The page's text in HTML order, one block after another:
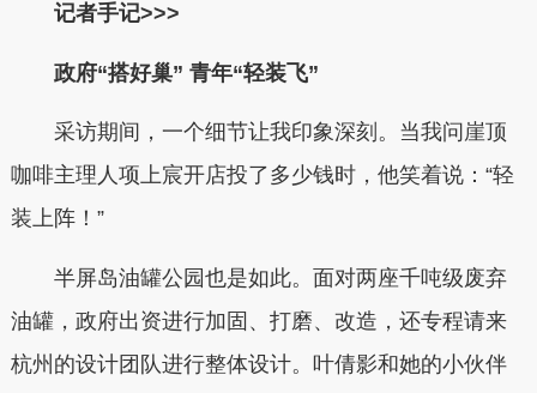
记者手记>>>
政府“搭好巢” 青年“轻装飞”
采访期间，一个细节让我印象深刻。当我问崖顶
咖啡主理人项上宸开店投了多少钱时，他笑着说：“轻
装上阵！”
半屏岛油罐公园也是如此。面对两座千吨级废弃
油罐，政府出资进行加固、打磨、改造，还专程请来
杭州的设计团队进行整体设计。叶倩影和她的小伙伴